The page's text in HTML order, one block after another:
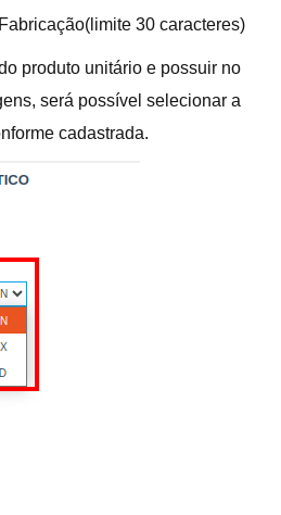
30 caracteres)
produto unitário e possuir no
será possível selecionar a
cadastrada.